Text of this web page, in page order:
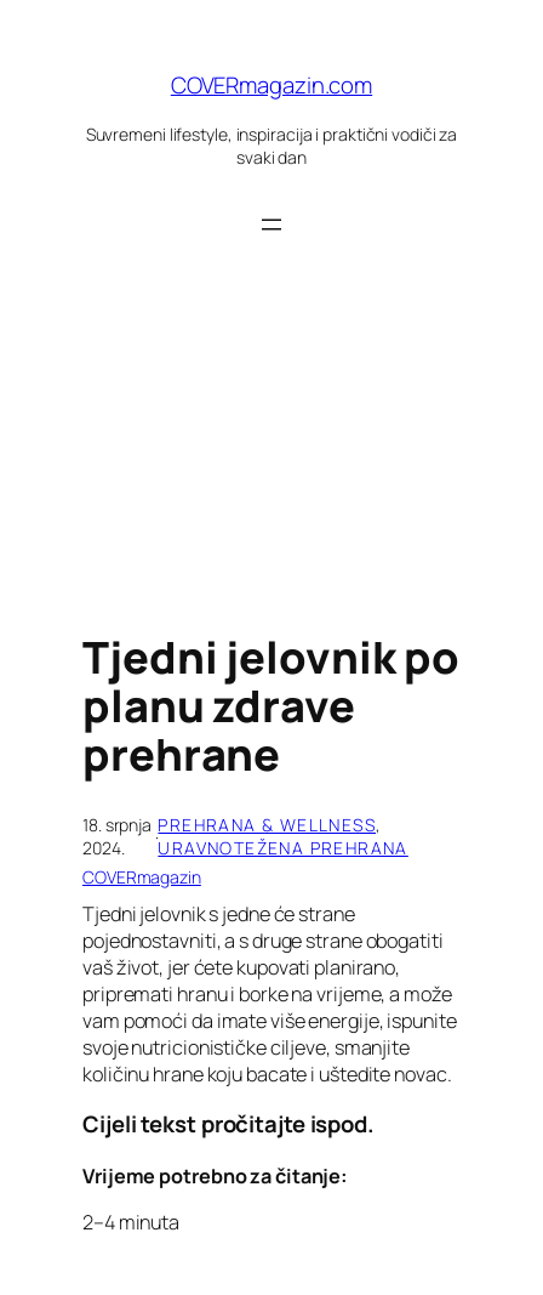
COVERmagazin.com
Suvremeni lifestyle, inspiracija i praktični vodiči za
svaki dan
Tjedni jelovnik po
planu zdrave
prehrane
18. srpnja
2024.
·PREHRANA & WELLNESS
URAVNOTEŽENA PREHRANA
COVERmagazin
Tjedni jelovnik s jedne će strane
pojednostavniti, a s druge strane obogatiti
vaš život, jer ćete kupovati planirano,
pripremati hranu i borke na vrijeme, a može
vam pomoći da imate više energije, ispunite
svoje nutricionističke ciljeve, smanjite
količinu hrane koju bacate i uštedite novac.
Cijeli tekst pročitajte ispod.
Vrijeme potrebno za čitanje:
2–4 minuta